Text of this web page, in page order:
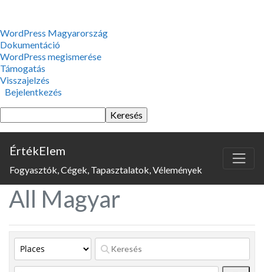
WordPress,
a
csodás
WordPress Magyarország
Dokumentáció
WordPress megismerése
Támogatás
Visszajelzés
Bejelentkezés
Keresés
ÉrtékElem
Fogyasztók, Cégek, Tapasztalatok, Vélemények
All Magyar